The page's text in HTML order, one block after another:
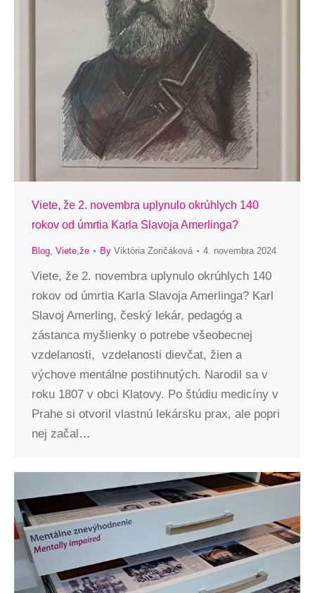
Viete, že 2. novembra uplynulo okrúhlych 140
rokov od úmrtia Karla Slavoja Amerlinga?
Blog, Viete,že By Viktória Zoričáková 4. novembra 2024
Viete, že 2. novembra uplynulo okrúhlych 140
rokov od úmrtia Karla Slavoja Amerlinga? Karl
Slavoj Amerling, český lekár, pedagóg a
zástanca myšlienky o potrebe všeobecnej
vzdelanosti, vzdelanosti dievčat, žien a
výchove mentálne postihnutých. Narodil sa v
roku 1807 v obci Klatovy. Po štúdiu medicíny v
Prahe si otvoril vlastnú lekársku prax, ale popri
nej začal…